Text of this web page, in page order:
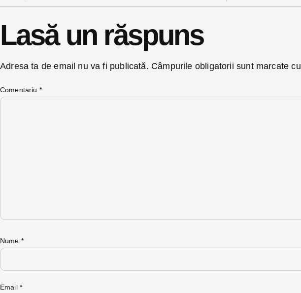
Lasă un răspuns
Adresa ta de email nu va fi publicată. Câmpurile obligatorii sunt marcate cu
Comentariu *
Nume *
Email *